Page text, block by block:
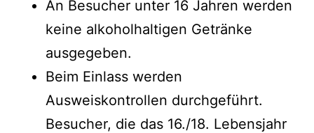
An Besucher unter 16 Jahren werden
keine alkoholhaltigen Getränke
ausgegeben.
Beim Einlass werden
Ausweiskontrollen durchgeführt.
Besucher, die das 16./18. Lebensjahr